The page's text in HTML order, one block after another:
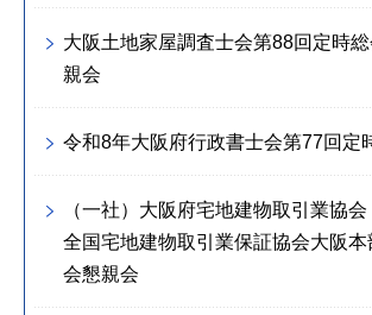
大阪土地家屋調査士会第88回定時
親会
令和8年大阪府行政書士会第77回定
（一社）大阪府宅地建物取引業協会
全国宅地建物取引業保証協会大阪
会懇親会